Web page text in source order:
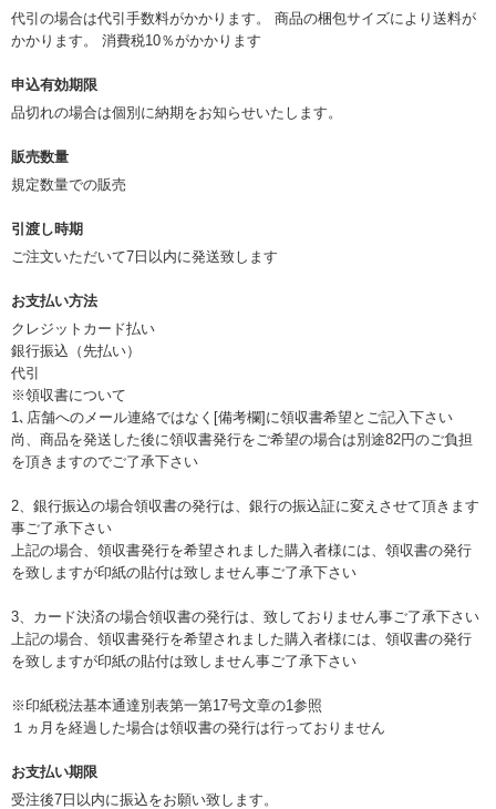
代引の場合は代引手数料がかかります。 商品の梱包サイズにより送料が
かかります。 消費税10％がかかります
申込有効期限
品切れの場合は個別に納期をお知らせいたします。
販売数量
規定数量での販売
引渡し時期
ご注文いただいて7日以内に発送致します
お支払い方法
クレジットカード払い
銀行振込（先払い）
代引
※領収書について
1､店舗へのメール連絡ではなく[備考欄]に領収書希望とご記入下さい
尚、商品を発送した後に領収書発行をご希望の場合は別途82円のご負担
を頂きますのでご了承下さい
2、銀行振込の場合領収書の発行は、銀行の振込証に変えさせて頂きます
事ご了承下さい
上記の場合、領収書発行を希望されました購入者様には、領収書の発行
を致しますが印紙の貼付は致しません事ご了承下さい
3、カード決済の場合領収書の発行は、致しておりません事ご了承下さい
上記の場合、領収書発行を希望されました購入者様には、領収書の発行
を致しますが印紙の貼付は致しません事ご了承下さい
※印紙税法基本通達別表第一第17号文章の1参照
１ヵ月を経過した場合は領収書の発行は行っておりません
お支払い期限
受注後7日以内に振込をお願い致します。